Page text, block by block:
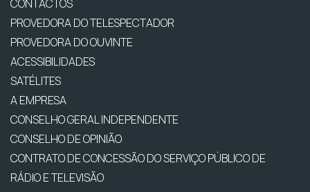
CONTACTOS
PROVEDORA DO TELESPECTADOR
PROVEDORA DO OUVINTE
ACESSIBILIDADES
SATÉLITES
A EMPRESA
CONSELHO GERAL INDEPENDENTE
CONSELHO DE OPINIÃO
CONTRATO DE CONCESSÃO DO SERVIÇO PÚBLICO DE
RÁDIO E TELEVISÃO